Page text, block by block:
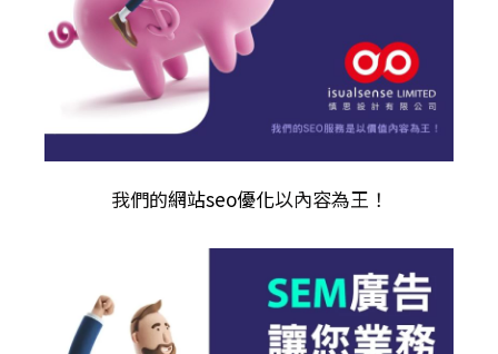
我們的網站seo優化以內容為王！